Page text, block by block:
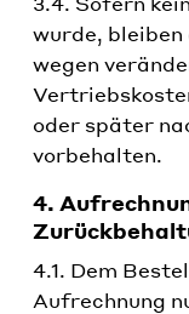
wurde, bleiben
wegen
oder später
vorbehalten.
4.
4.1. Dem
Aufrechnung